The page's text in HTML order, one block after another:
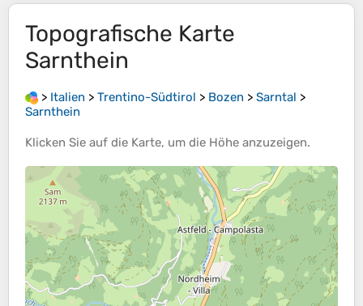
Topografische Karte
Sarnthein
> Italien > Trentino-Südtirol > Bozen > Sarntal >
Sarnthein
Klicken Sie auf die Karte, um die Höhe anzuzeigen.